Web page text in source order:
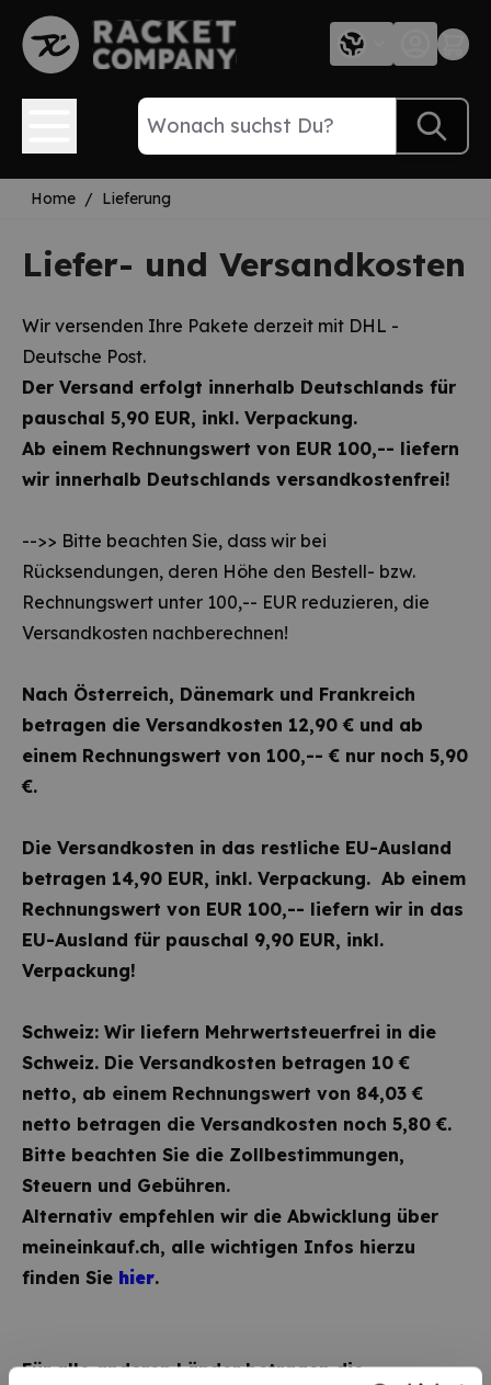
Direkt zum Inhalt
Home / Lieferung
Liefer- und Versandkosten
Wir versenden Ihre Pakete derzeit mit DHL -
Deutsche Post.
Der Versand erfolgt innerhalb Deutschlands für
pauschal 5,90 EUR, inkl. Verpackung.
Ab einem Rechnungswert von EUR 100,-- liefern
wir innerhalb Deutschlands versandkostenfrei!
-->> Bitte beachten Sie, dass wir bei
Rücksendungen, deren Höhe den Bestell- bzw.
Rechnungswert unter 100,-- EUR reduzieren, die
Versandkosten nachberechnen!
Nach Österreich, Dänemark und Frankreich
betragen die Versandkosten 12,90 € und ab
einem Rechnungswert von 100,-- € nur noch 5,90
€.
Die Versandkosten in das restliche EU-Ausland
betragen 14,90 EUR, inkl. Verpackung. Ab einem
Rechnungswert von EUR 100,-- liefern wir in das
EU-Ausland für pauschal 9,90 EUR, inkl.
Verpackung!
Schweiz: Wir liefern Mehrwertsteuerfrei in die
Schweiz. Die Versandkosten betragen 10 €
netto, ab einem Rechnungswert von 84,03 €
netto betragen die Versandkosten noch 5,80 €.
Bitte beachten Sie die Zollbestimmungen,
Steuern und Gebühren.
Alternativ empfehlen wir die Abwicklung über
meineinkauf.ch, alle wichtigen Infos hierzu
finden Sie hier.
Für alle anderen Länder betragen die